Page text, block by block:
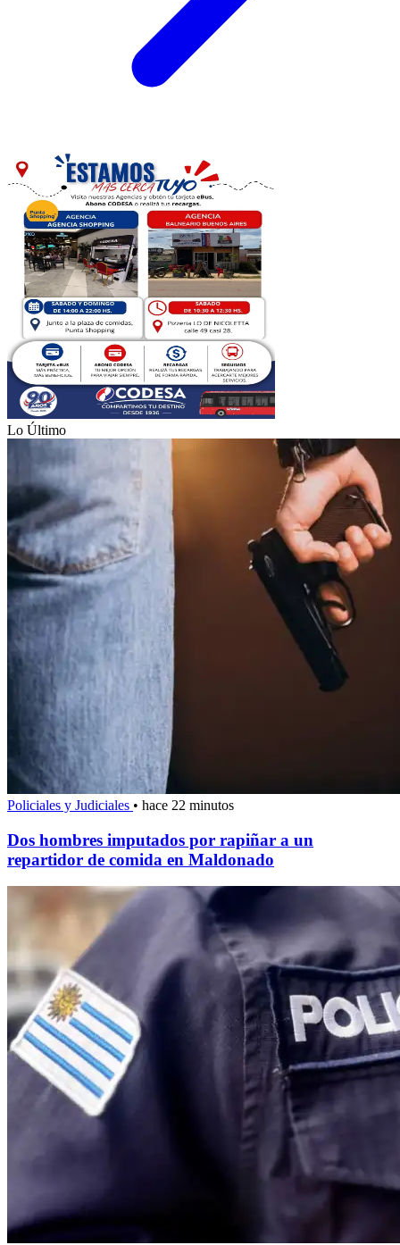
Lo Último
Policiales y Judiciales • hace 22 minutos
Dos hombres imputados por rapiñar a un
repartidor de comida en Maldonado